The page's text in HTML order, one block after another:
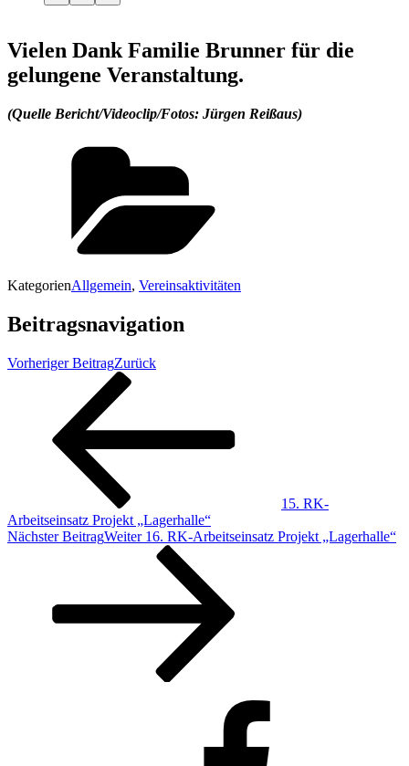
Vielen Dank Familie Brunner für die
gelungene Veranstaltung.
(Quelle Bericht/Videoclip/Fotos: Jürgen Reißaus)
KategorienAllgemein, Vereinsaktivitäten
Beitragsnavigation
Vorheriger BeitragZurück
15. RK-
Arbeitseinsatz Projekt „Lagerhalle“
Nächster BeitragWeiter 16. RK-Arbeitseinsatz Projekt „Lagerhalle“